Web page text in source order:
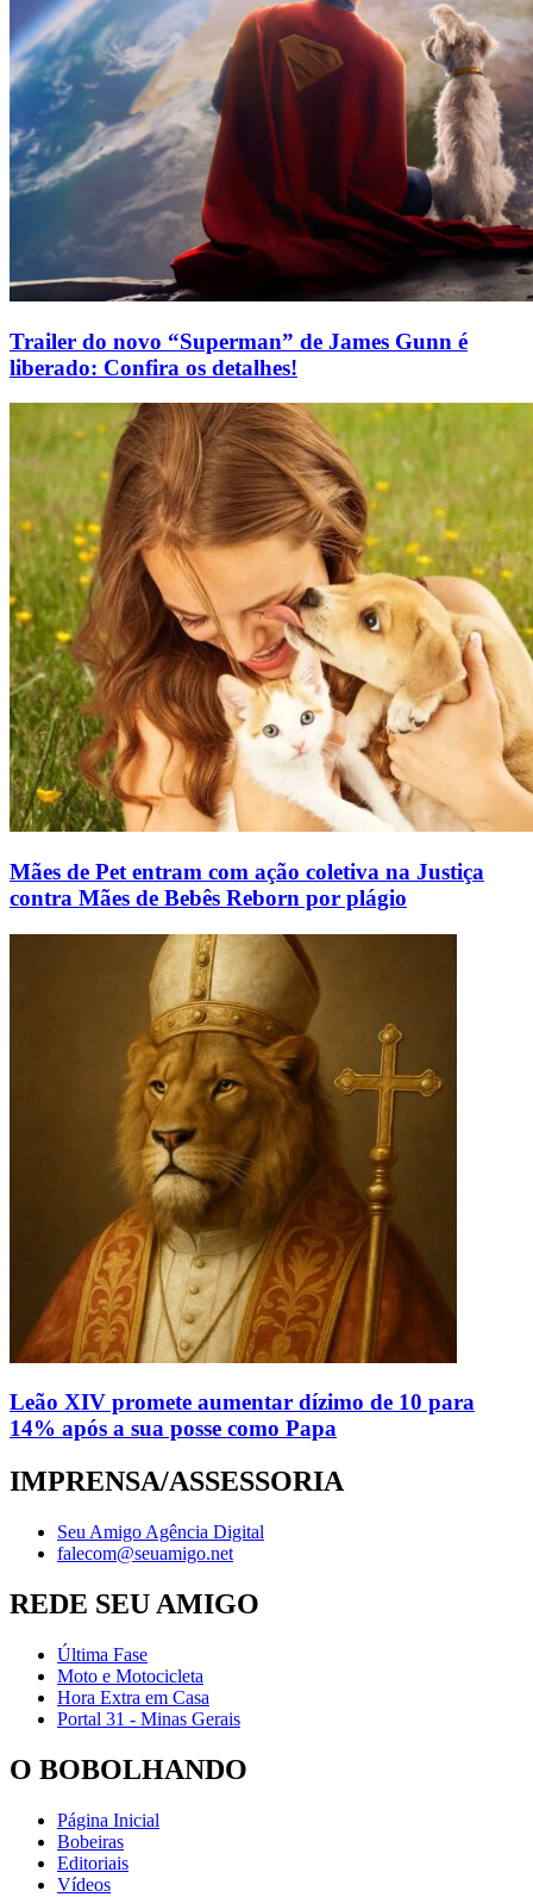
Trailer do novo “Superman” de James Gunn é
liberado: Confira os detalhes!
Mães de Pet entram com ação coletiva na Justiça
contra Mães de Bebês Reborn por plágio
Leão XIV promete aumentar dízimo de 10 para
14% após a sua posse como Papa
IMPRENSA/ASSESSORIA
Seu Amigo Agência Digital
falecom@seuamigo.net
REDE SEU AMIGO
Última Fase
Moto e Motocicleta
Hora Extra em Casa
Portal 31 - Minas Gerais
O BOBOLHANDO
Página Inicial
Bobeiras
Editoriais
Vídeos